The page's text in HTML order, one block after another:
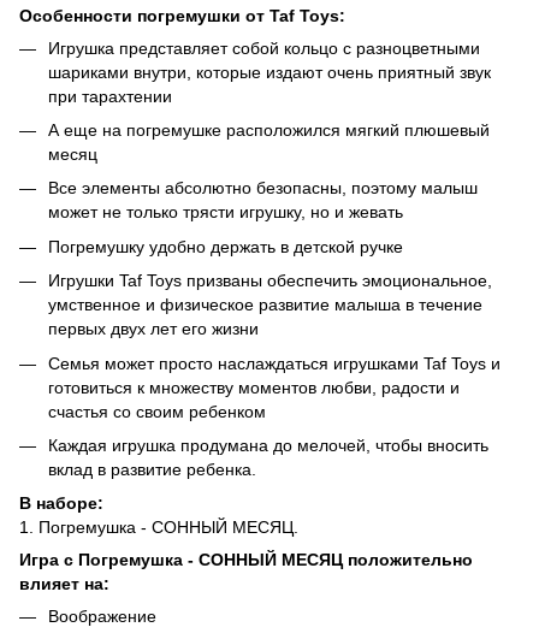
Особенности погремушки от Taf Toys:
Игрушка представляет собой кольцо с разноцветными
шариками внутри, которые издают очень приятный звук
при тарахтении
А еще на погремушке расположился мягкий плюшевый
месяц
Все элементы абсолютно безопасны, поэтому малыш
может не только трясти игрушку, но и жевать
Погремушку удобно держать в детской ручке
Игрушки Taf Toys призваны обеспечить эмоциональное,
умственное и физическое развитие малыша в течение
первых двух лет его жизни
Семья может просто наслаждаться игрушками Taf Toys и
готовиться к множеству моментов любви, радости и
счастья со своим ребенком
Каждая игрушка продумана до мелочей, чтобы вносить
вклад в развитие ребенка.
В наборе:
1. Погремушка - СОННЫЙ МЕСЯЦ.
Игра с Погремушка - СОННЫЙ МЕСЯЦ положительно
влияет на:
Воображение